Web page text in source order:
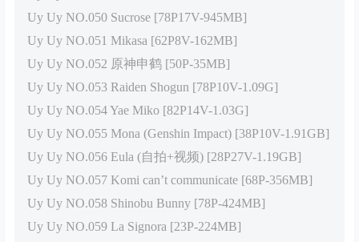
Uy Uy NO.050 Sucrose [78P17V-945MB]
Uy Uy NO.051 Mikasa [62P8V-162MB]
Uy Uy NO.052 原神申鹤 [50P-35MB]
Uy Uy NO.053 Raiden Shogun [78P10V-1.09G]
Uy Uy NO.054 Yae Miko [82P14V-1.03G]
Uy Uy NO.055 Mona (Genshin Impact) [38P10V-1.91GB]
Uy Uy NO.056 Eula (自拍+视频) [28P27V-1.19GB]
Uy Uy NO.057 Komi can’t communicate [68P-356MB]
Uy Uy NO.058 Shinobu Bunny [78P-424MB]
Uy Uy NO.059 La Signora [23P-224MB]